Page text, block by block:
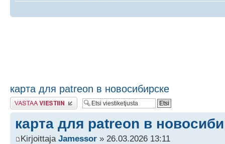
карта для patreon в новосибирске
Lähetä vastaus
карта для patreon в
Kirjoittaja Jamessor » 26.03.2026 13:11